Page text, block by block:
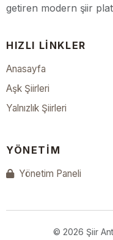
getiren modern şiir
HIZLI LINKLER
Anasayfa
Aşk Şiirleri
Yalnızlık Şiirleri
YÖNETIM
Yönetim Paneli
© 2026 Şiir